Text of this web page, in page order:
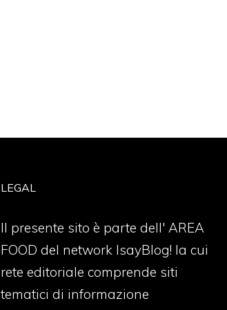
LEGAL
Il presente sito è parte dell' AREA
FOOD del network IsayBlog! la cui
rete editoriale comprende siti
tematici di informazione